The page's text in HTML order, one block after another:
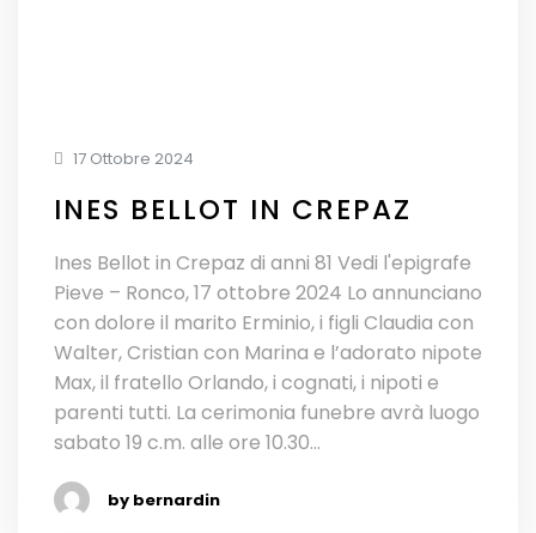
17 Ottobre 2024
INES BELLOT IN CREPAZ
Ines Bellot in Crepaz di anni 81 Vedi l'epigrafe
Pieve – Ronco, 17 ottobre 2024 Lo annunciano
con dolore il marito Erminio, i figli Claudia con
Walter, Cristian con Marina e l’adorato nipote
Max, il fratello Orlando, i cognati, i nipoti e
parenti tutti. La cerimonia funebre avrà luogo
sabato 19 c.m. alle ore 10.30...
by bernardin